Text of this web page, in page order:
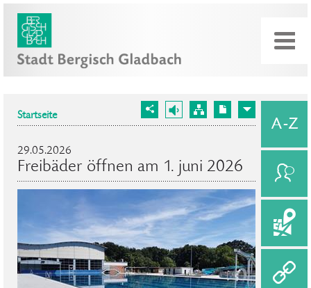
Startseite
29.05.2026
Freibäder öffnen am 1. juni 2026